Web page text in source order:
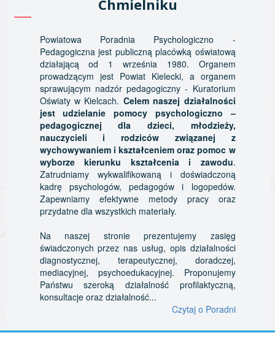
Chmielniku
Powiatowa Poradnia Psychologiczno -
Pedagogiczna jest publiczną placówką oświatową
działającą od 1 września 1980. Organem
prowadzącym jest Powiat Kielecki, a organem
sprawującym nadzór pedagogiczny - Kuratorium
Oświaty w Kielcach. Celem naszej działalności
jest udzielanie pomocy psychologiczno –
pedagogicznej dla dzieci, młodzieży,
nauczycieli i rodziców związanej z
wychowywaniem i kształceniem oraz pomoc w
wyborze kierunku kształcenia i zawodu.
Zatrudniamy wykwalifikowaną i doświadczoną
kadrę psychologów, pedagogów i logopedów.
Zapewniamy efektywne metody pracy oraz
przydatne dla wszystkich materiały.
Na naszej stronie prezentujemy zasięg
świadczonych przez nas usług, opis działalności
diagnostycznej, terapeutycznej, doradczej,
mediacyjnej, psychoedukacyjnej. Proponujemy
Państwu szeroką działalność profilaktyczną,
konsultacje oraz działalność...
Czytaj o Poradni